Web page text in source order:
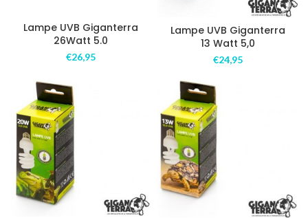
Lampe UVB Giganterra
26Watt 5.0
€26,95
Lampe UVB Giganterra
13 Watt 5,0
€24,95